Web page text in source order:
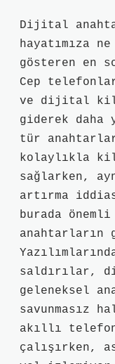
Dijital
hayatımıza
gösteren en
Cep
ve dijital
giderek daha
tür
kolaylıkla
sağlarken,
artırma
burada
anahtarların
saldırılar,
geleneksel
savunmasız
akıllı
çalışırken,